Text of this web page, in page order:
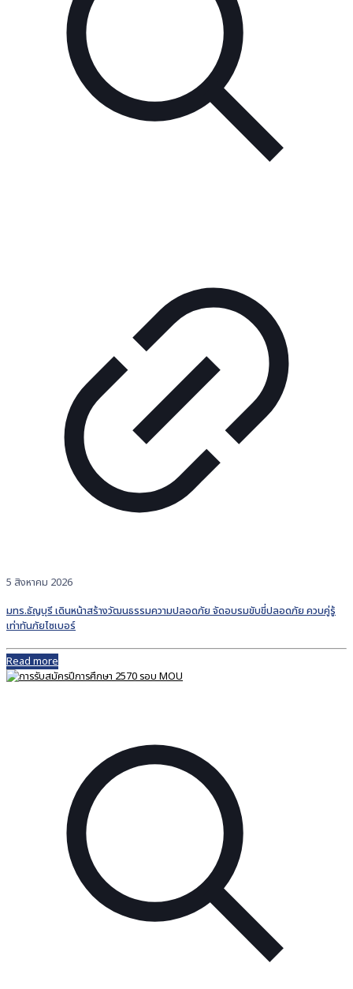
5 สิงหาคม 2026
มทร.ธัญบุรี เดินหน้าสร้างวัฒนธรรมความปลอดภัย จัดอบรมขับขี่ปลอดภัย ควบคู่รู้
เท่าทันภัยไซเบอร์
Read more